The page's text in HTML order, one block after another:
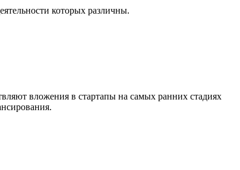
которых различны.
вложения в стартапы на самых ранних стадиях